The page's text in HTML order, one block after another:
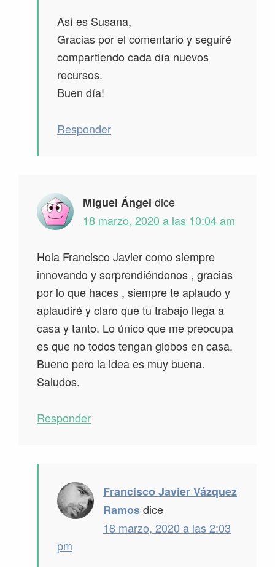
Así es Susana,
Gracias por el comentario y seguiré
compartiendo cada día nuevos
recursos.
Buen día!
Responder
Miguel Ángel dice
18 marzo, 2020 a las 10:04 am
Hola Francisco Javier como siempre
innovando y sorprendiéndonos , gracias
por lo que haces , siempre te aplaudo y
aplaudiré y claro que tu trabajo llega a
casa y tanto. Lo único que me preocupa
es que no todos tengan globos en casa.
Bueno pero la idea es muy buena.
Saludos.
Responder
Francisco Javier Vázquez
Ramosdice
18 marzo, 2020 a las 2:03
pm